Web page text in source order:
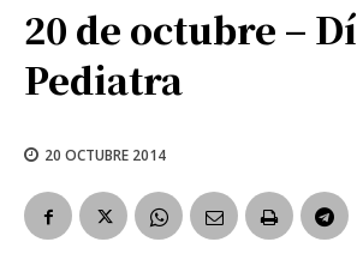
20 de octubre –
Pediatra
20 OCTUBRE 2014